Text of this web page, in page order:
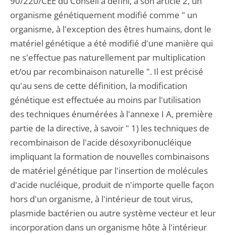
organisme génétiquement modifié comme " un
organisme, à l'exception des êtres humains, dont le
matériel génétique a été modifié d'une manière qui
ne s'effectue pas naturellement par multiplication
et/ou par recombinaison naturelle ". Il est précisé
qu'au sens de cette définition, la modification
génétique est effectuée au moins par l'utilisation
des techniques énumérées à l'annexe I A, première
partie de la directive, à savoir " 1) les techniques de
recombinaison de l'acide désoxyribonucléique
impliquant la formation de nouvelles combinaisons
de matériel génétique par l'insertion de molécules
d'acide nucléique, produit de n'importe quelle façon
hors d'un organisme, à l'intérieur de tout virus,
plasmide bactérien ou autre système vecteur et leur
incorporation dans un organisme hôte à l'intérieur